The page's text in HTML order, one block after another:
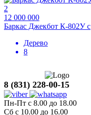
2
12 000 000
Баркас Джекбот К-802У с
Дерево
8
8 (831) 228-00-15
Пн-Пт с 8.00 до 18.00
Сб с 10.00 до 16.00